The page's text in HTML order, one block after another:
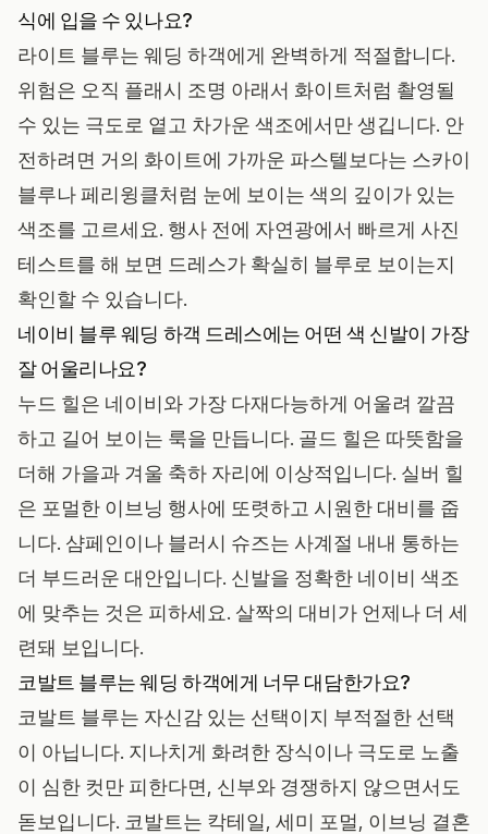
식에 입을 수 있나요?
라이트 블루는 웨딩 하객에게 완벽하게 적절합니다.
위험은 오직 플래시 조명 아래서 화이트처럼 촬영될
수 있는 극도로 옅고 차가운 색조에서만 생깁니다. 안
전하려면 거의 화이트에 가까운 파스텔보다는 스카이
블루나 페리윙클처럼 눈에 보이는 색의 깊이가 있는
색조를 고르세요. 행사 전에 자연광에서 빠르게 사진
테스트를 해 보면 드레스가 확실히 블루로 보이는지
확인할 수 있습니다.
네이비 블루 웨딩 하객 드레스에는 어떤 색 신발이 가장
잘 어울리나요?
누드 힐은 네이비와 가장 다재다능하게 어울려 깔끔
하고 길어 보이는 룩을 만듭니다. 골드 힐은 따뜻함을
더해 가을과 겨울 축하 자리에 이상적입니다. 실버 힐
은 포멀한 이브닝 행사에 또렷하고 시원한 대비를 줍
니다. 샴페인이나 블러시 슈즈는 사계절 내내 통하는
더 부드러운 대안입니다. 신발을 정확한 네이비 색조
에 맞추는 것은 피하세요. 살짝의 대비가 언제나 더 세
련돼 보입니다.
코발트 블루는 웨딩 하객에게 너무 대담한가요?
코발트 블루는 자신감 있는 선택이지 부적절한 선택
이 아닙니다. 지나치게 화려한 장식이나 극도로 노출
이 심한 컷만 피한다면, 신부와 경쟁하지 않으면서도
돋보입니다. 코발트는 칵테일, 세미 포멀, 이브닝 결혼